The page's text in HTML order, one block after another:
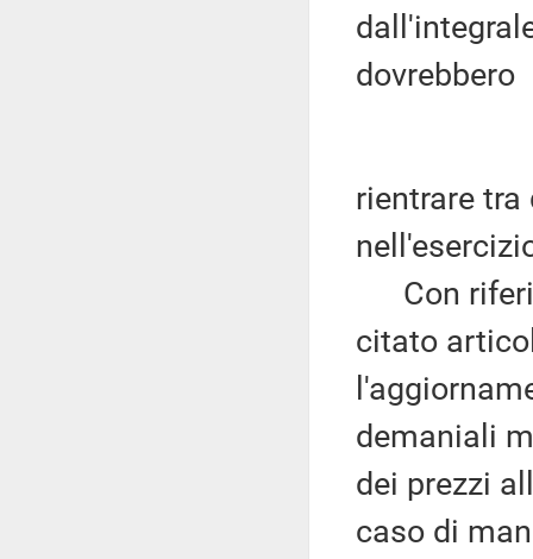
dovrebbero
rientrare
Con
citato
demaniali
dei prezzi
caso di